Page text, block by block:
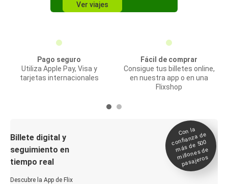
Ver viajes
Pago seguro
Utiliza Apple Pay, Visa y
tarjetas internacionales
Fácil de comprar
Consigue tus billetes online,
en nuestra app o en una
Flixshop
Billete digital y
seguimiento en
tiempo real
Descubre la App de Flix
Con la
confianza de
más de 500
millones de
pasajeros